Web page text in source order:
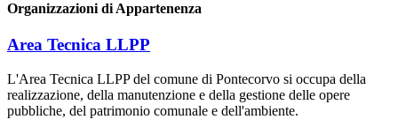
Organizzazioni di Appartenenza
Area Tecnica LLPP
L'Area Tecnica LLPP del comune di Pontecorvo si occupa della
realizzazione, della manutenzione e della gestione delle opere
pubbliche, del patrimonio comunale e dell'ambiente.